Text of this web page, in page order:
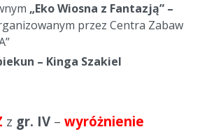
„Eko Wiosna z Fantazją” –
przez Centra Zabaw
– Kinga Szakiel
z gr. IV – wyróżnienie